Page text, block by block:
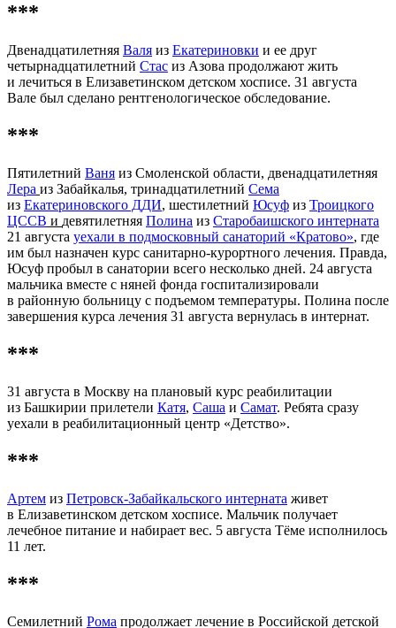
***
Двенадцатилетняя Валя из Екатериновки и ее друг
четырнадцатилетний Стас из Азова продолжают жить
и лечиться в Елизаветинском детском хосписе. 31 августа
Вале был сделано рентгенологическое обследование.
***
Пятилетний Ваня из Смоленской области, двенадцатилетняя
Лера из Забайкалья, тринадцатилетний Сема
из Екатериновского ДДИ, шестилетний Юсуф из Троицкого
ЦССВ и девятилетняя Полина из Старобаишского интерната
21 августа уехали в подмосковный санаторий «Кратово», где
им был назначен курс санитарно-курортного лечения. Правда,
Юсуф пробыл в санатории всего несколько дней. 24 августа
мальчика вместе с няней фонда госпитализировали
в районную больницу с подъемом температуры. Полина после
завершения курса лечения 31 августа вернулась в интернат.
***
31 августа в Москву на плановый курс реабилитации
из Башкирии прилетели Катя, Саша и Самат. Ребята сразу
уехали в реабилитационный центр «Детство».
***
Артем из Петровск-Забайкальского интерната живет
в Елизаветинском детском хосписе. Мальчик получает
лечебное питание и набирает вес. 5 августа Тёме исполнилось
11 лет.
***
Семилетний Рома продолжает лечение в Российской детской